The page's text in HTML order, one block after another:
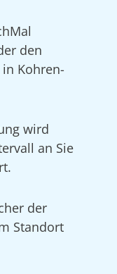
den
Kohren-
wird
an Sie
der
Standort